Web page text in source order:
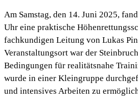
Am Samstag, den 14. Juni 2025,
Uhr eine praktische
fachkundigen Leitung von Lukas
Veranstaltungsort war der
Bedingungen für realitätsnahe
wurde in einer Kleingruppe
und intensives Arbeiten zu